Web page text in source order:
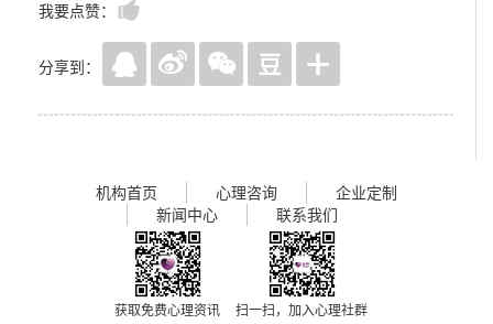
我要点赞：
分享到：
机构首页 心理咨询
企业定制
新闻中心
联系我们
获取免费心理资讯 扫一扫，加入心理社群